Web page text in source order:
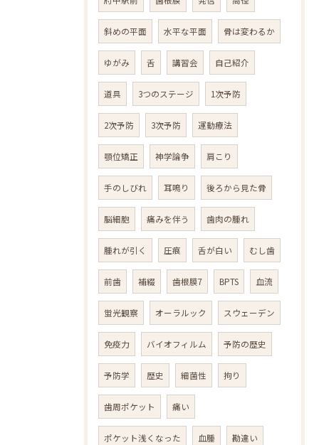
斜めの平面 水平な平面 骨は変わるか
ゆがみ 舌 講習会 自己紹介
道具 3つのステージ 1次予防
2次予防 3次予防 運動療法
顎位矯正 神学論争 肩こり
手のしびれ 耳鳴り 後ろから見た骨
脳細胞 痛みを伴う 歯肉の腫れ
腫れが引く 圧痕 舌が白い むし歯
前歯 補綴 歯根膜7 BPTS 血流
蛍光観察 オーラルック スウェーデン
免疫力 バイオフィルム 予防の歴史
予防学 歴史 細菌性 拘り
歯周ポケット 痛い
ポケット浅くなった 血腫 勘違い